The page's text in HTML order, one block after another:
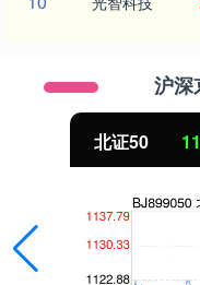
沪深
北证50